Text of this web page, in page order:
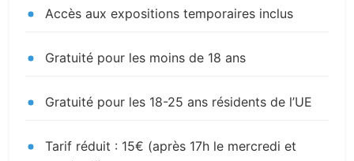
Accès aux expositions temporaires inclus
Gratuité pour les moins de 18 ans
Gratuité pour les 18-25 ans résidents de l’UE
Tarif réduit : 15€ (après 17h le mercredi et